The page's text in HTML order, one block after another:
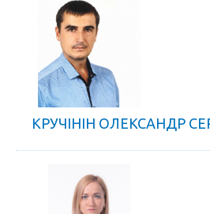
КРУЧІНІН ОЛЕКСАНДР